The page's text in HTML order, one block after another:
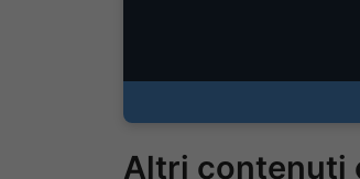
Altri contenuti